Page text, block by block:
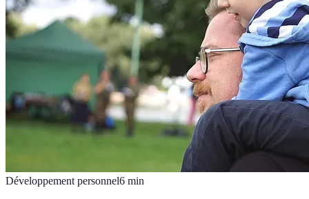
Développement personnel6 min